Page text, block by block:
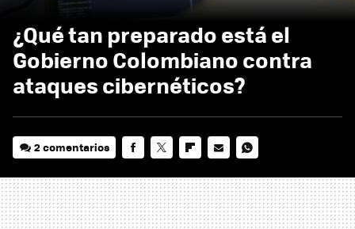
¿Qué tan preparado está el
Gobierno Colombiano contra
ataques cibernéticos?
2 comentarios
MAIL